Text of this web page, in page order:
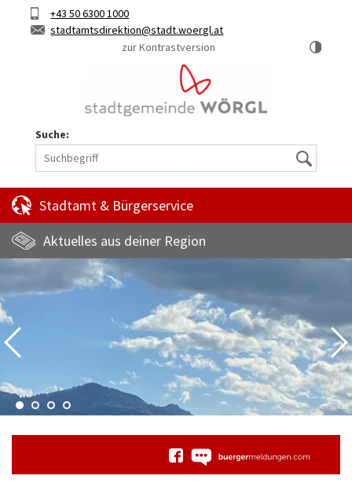
Hauptinhalt
KurztasteTelefon+43 50 6300 1000
E-
stadtamtsdirektion
stadt.woergl.at
zur Kontrastversion
Suche:
Suche
Stadtamt & Bürgerservice
Aktuelles aus deiner Region